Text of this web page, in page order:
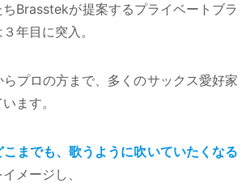
Brasstekが提案するプライベートブラ
年目に突入。
プロの方まで、多くのサックス愛好家
ます。
こまでも、歌うように吹いていたくなる
イメージし、